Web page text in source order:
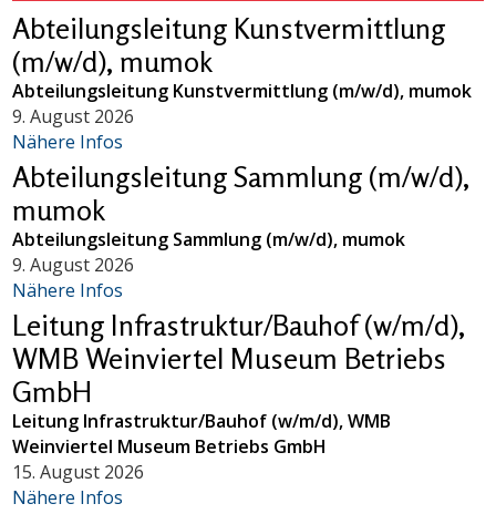
Abteilungsleitung Kunstvermittlung
(m/w/d), mumok
Abteilungsleitung Kunstvermittlung (m/w/d), mumok
9. August 2026
Nähere Infos
Abteilungsleitung Sammlung (m/w/d),
mumok
Abteilungsleitung Sammlung (m/w/d), mumok
9. August 2026
Nähere Infos
Leitung Infrastruktur/Bauhof (w/m/d),
WMB Weinviertel Museum Betriebs
GmbH
Leitung Infrastruktur/Bauhof (w/m/d), WMB
Weinviertel Museum Betriebs GmbH
15. August 2026
Nähere Infos